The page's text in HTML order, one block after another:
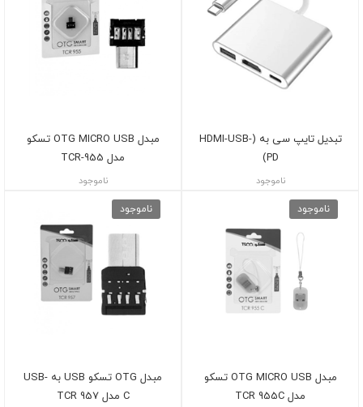
تبدیل تایپ سی به (HDMI-USB-
PD)
ناموجود
مبدل OTG MICRO USB تسکو
مدل TCR-955
ناموجود
ناموجود
مبدل OTG MICRO USB تسکو
مدل TCR 955C
ناموجود
مبدل OTG تسکو USB به USB-
C مدل TCR 957